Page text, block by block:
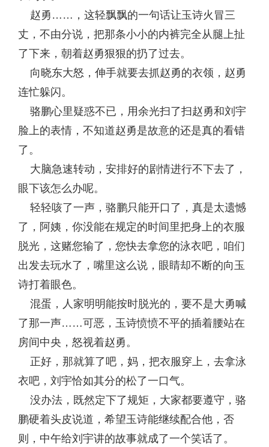
赵勇……，这轻飘飘的一句话让玉诗火冒三
丈，不由分说，把那条小小的内裤完全从腿上扯
了下来，朝着赵勇狠狠的扔了过去。
向晓东大怒，伸手就要去抓赵勇的衣领，赵勇
连忙躲闪。
骆鹏心里疑惑不已，用余光扫了扫赵勇和刘宇
脸上的表情，不知道赵勇是故意的还是真的看错
了。
大脑急速转动，安排好的剧情进行不下去了，
眼下该怎么办呢。
轻轻咳了一声，骆鹏只能开口了，真是太遗憾
了，阿姨，你没能在规定的时间里把身上的衣服
脱光，这赌您输了，您快去拿您的泳衣吧，咱们
出发去玩水了，嘴里这么说，眼睛却不断的向玉
诗打着眼色。
混蛋，人家明明能按时脱光的，要不是大勇喊
了那一声……可恶，玉诗愤愤不平的插着腰站在
房间中央，怒视着赵勇。
正好，那就算了吧，妈，把衣服穿上，去拿泳
衣吧，刘宇恰如其分的松了一口气。
没办法，既然定下了规矩，大家都要遵守，骆
鹏硬着头皮说道，希望玉诗能继续配合他，否
则，中午给刘宇讲的故事就成了一个笑话了。